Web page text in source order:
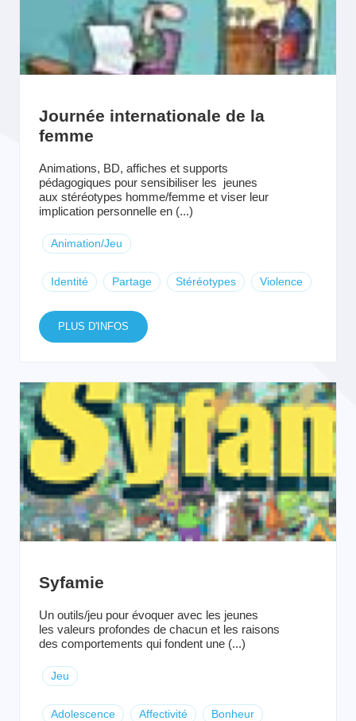
Journée internationale de la
femme
Animations, BD, affiches et supports
pédagogiques pour sensibiliser les jeunes
aux stéréotypes homme/femme et viser leur
implication personnelle en (...)
Animation/Jeu
Identité Partage Stéréotypes Violence
PLUS D'INFOS
Syfamie
Un outils/jeu pour évoquer avec les jeunes
les valeurs profondes de chacun et les raisons
des comportements qui fondent une (...)
Jeu
Adolescence Affectivité Bonheur